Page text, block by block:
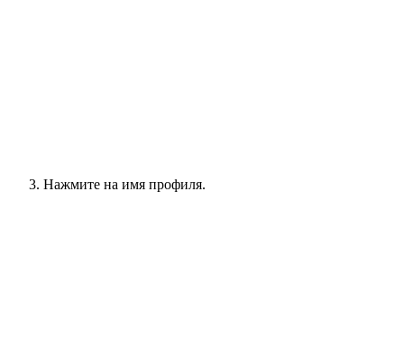
Нажмите на имя профиля.